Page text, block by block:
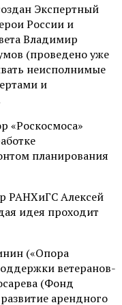
Экспертный
России и
Владимир
(проведено уже
неисполнимые
и
«Роскосмоса»
планирования
РАНХиГС Алексей
идея проходит
(«Опора
ветеранов-
(Фонд
арендного